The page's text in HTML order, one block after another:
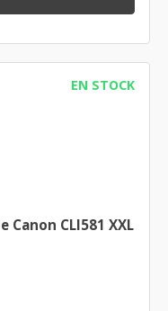
EN STOCK
CLI581 XXL